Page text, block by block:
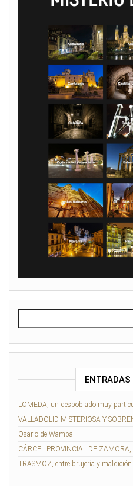
ENTRADAS
LOMEDA, un despoblado muy
VALLADOLID MISTERIOSA Y
Osario de Wamba
CÁRCEL PROVINCIAL DE
TRASMOZ, entre brujería y